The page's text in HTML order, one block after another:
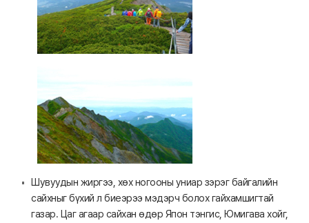
Шувуудын жиргээ, хөх ногооны униар зэрэг байгалийн
сайхныг бүхий л биеэрээ мэдэрч болох гайхамшигтай
газар. Цаг агаар сайхан өдөр Япон тэнгис, Юмигава хойг,